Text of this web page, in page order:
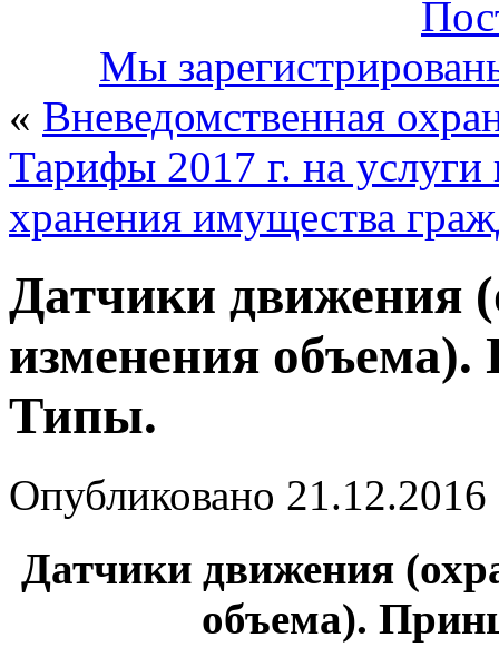
Мы
« Вневедомственная
Тарифы 2017 г. на услуги
хранения имущества
Датчики движения
изменения
Типы.
Опубликовано 21.12.2016
Датчики движения
объема).